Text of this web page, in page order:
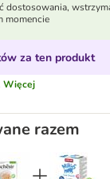
dostosowania,
momencie
za ten produkt
Więcej
razem